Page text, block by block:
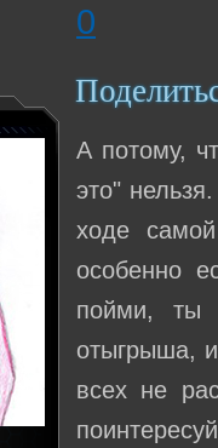
0
А потому,
это"
ходе
особенно
пойми, ты
отыгрыша, и
всех не